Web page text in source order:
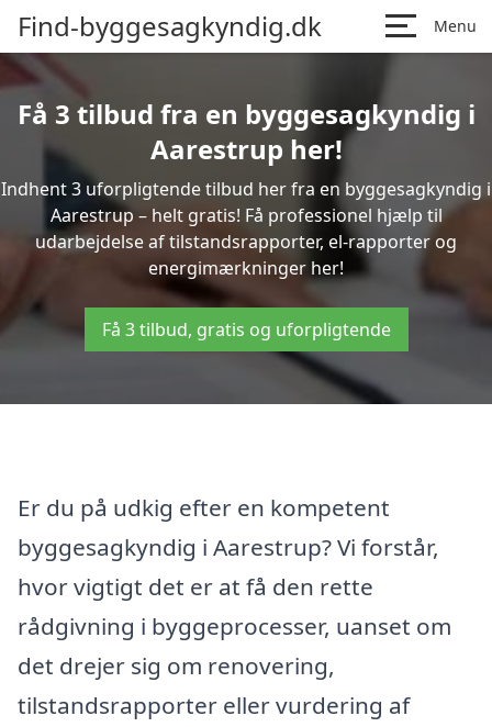
Find-byggesagkyndig.dk Menu
Få 3 tilbud fra en byggesagkyndig i
Aarestrup her!
Indhent 3 uforpligtende tilbud her fra en byggesagkyndig i
Aarestrup – helt gratis! Få professionel hjælp til
udarbejdelse af tilstandsrapporter, el-rapporter og
energimærkninger her!
Få 3 tilbud, gratis og uforpligtende
Er du på udkig efter en kompetent
byggesagkyndig i Aarestrup? Vi forstår,
hvor vigtigt det er at få den rette
rådgivning i byggeprocesser, uanset om
det drejer sig om renovering,
tilstandsrapporter eller vurdering af